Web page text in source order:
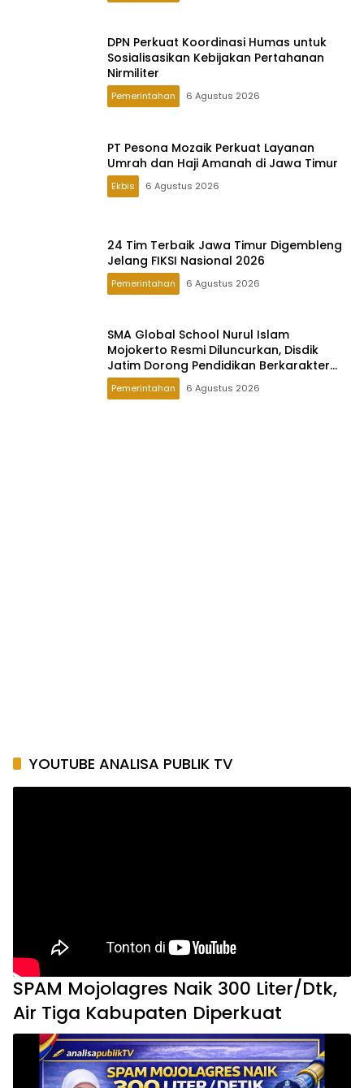
DPN Perkuat Koordinasi Humas untuk
Sosialisasikan Kebijakan Pertahanan
Nirmiliter
Pemerintahan 6 Agustus 2026
PT Pesona Mozaik Perkuat Layanan
Umrah dan Haji Amanah di Jawa Timur
Ekbis 6 Agustus 2026
24 Tim Terbaik Jawa Timur Digembleng
Jelang FIKSI Nasional 2026
Pemerintahan 6 Agustus 2026
SMA Global School Nurul Islam
Mojokerto Resmi Diluncurkan, Disdik
Jatim Dorong Pendidikan Berkarakter
Global
Pemerintahan 6 Agustus 2026
YOUTUBE ANALISA PUBLIK TV
SPAM Mojolagres Naik 300 Liter/Dtk,
Air Tiga Kabupaten Diperkuat